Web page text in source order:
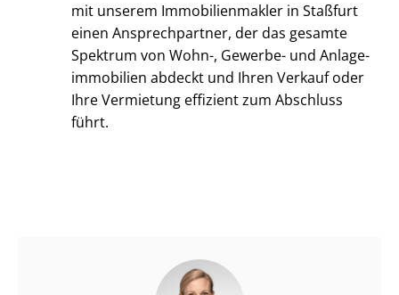
mit unserem Im­mo­bi­li­en­mak­ler in Staßfurt
einen Ansprechpartner, der das gesamte
Spektrum von Wohn-, Gewerbe- und An­la­ge­
im­mo­bi­li­en abdeckt und Ihren Verkauf oder
Ihre Vermietung effizient zum Abschluss
führt.